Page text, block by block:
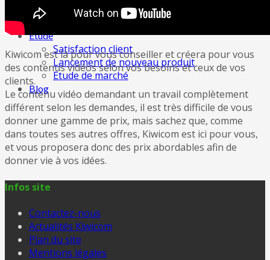
Audit conseil gratuit
Tester son entreprise
Etude
Satisfaction client
Lancement de nouveau produit
Etude de marché
Blog
Kiwicom est là pour vous conseiller et créera pour vous
des contenus vidéos selon vos besoins et ceux de vos
clients.
Le contenu vidéo demandant un travail complètement
différent selon les demandes, il est très difficile de vous
donner une gamme de prix, mais sachez que, comme
dans toutes ses autres offres, Kiwicom est ici pour vous,
et vous proposera donc des prix abordables afin de
donner vie à vos idées.
Infos site
Contactez-nous
Actualités Kiwicom
Plan du site
Mentions légales